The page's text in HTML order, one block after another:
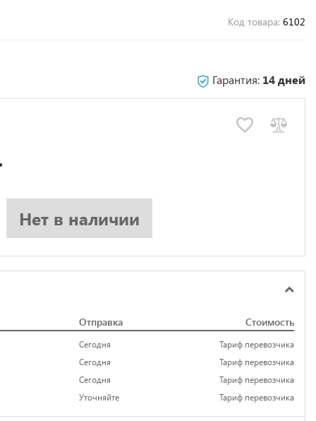
Код товара: 6102
Гарантия: 14 дней
Нет в наличии
Отправка Стоимость
Сегодня
Тариф перевозчика
Сегодня
Тариф перевозчика
Сегодня
Тариф перевозчика
Уточняйте Тариф перевозчика